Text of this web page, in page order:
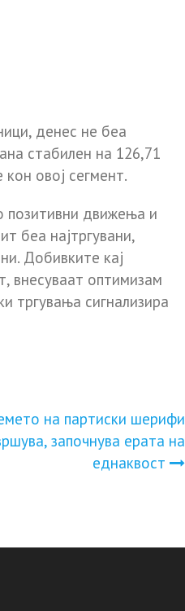
денес не беа
стабилен на 126,71
овој сегмент.
движења и
беа најтргувани,
Добивките кај
внесуваат оптимизам
тргувања сигнализира
на партиски шерифи
започнува ерата на
еднаквост